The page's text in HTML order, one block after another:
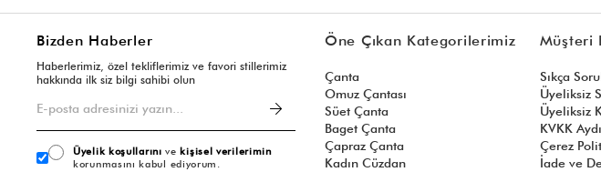
Bizden Haberler
Haberlerimiz, özel tekliflerimiz ve favori stillerimiz
hakkında ilk siz bilgi sahibi olun
Üyelik koşullarını vekişisel verilerimin
korunmasını kabul ediyorum.
Öne Çıkan Kategorilerimiz
Çanta
Omuz Çantası
Süet Çanta
Baget Çanta
Çapraz Çanta
Kadın Cüzdan
Müşteri
Sıkça
Üyeliksiz
Üyeliksiz
KVKK
Çerez
İade ve